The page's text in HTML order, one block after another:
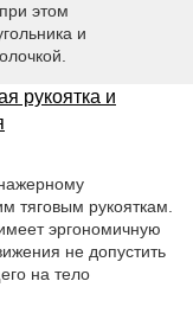
этом
и
рукоятка и
тяговым рукояткам.
эргономичную
не допустить
на тело